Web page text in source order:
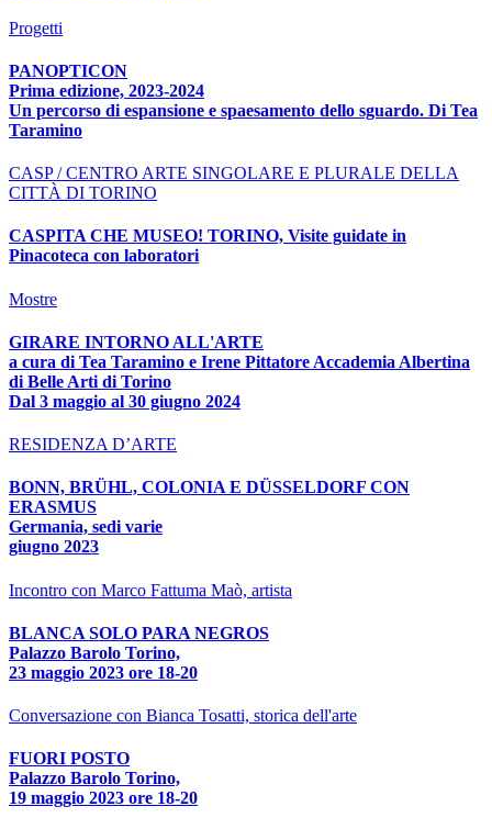
Progetti
PANOPTICON
Prima edizione, 2023-2024
Un percorso di espansione e spaesamento dello sguardo. Di Tea
Taramino
CASP / CENTRO ARTE SINGOLARE E PLURALE DELLA
CITTÀ DI TORINO
CASPITA CHE MUSEO! TORINO, Visite guidate in
Pinacoteca con laboratori
Mostre
GIRARE INTORNO ALL'ARTE
a cura di Tea Taramino e Irene Pittatore Accademia Albertina
di Belle Arti di Torino
Dal 3 maggio al 30 giugno 2024
RESIDENZA D’ARTE
BONN, BRÜHL, COLONIA E DÜSSELDORF CON
ERASMUS
Germania, sedi varie
giugno 2023
Incontro con Marco Fattuma Maò, artista
BLANCA SOLO PARA NEGROS
Palazzo Barolo Torino,
23 maggio 2023 ore 18-20
Conversazione con Bianca Tosatti, storica dell'arte
FUORI POSTO
Palazzo Barolo Torino,
19 maggio 2023 ore 18-20